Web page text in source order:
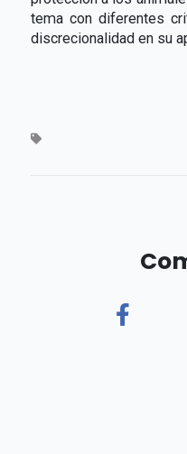
tema con diferentes
discrecionalidad en su